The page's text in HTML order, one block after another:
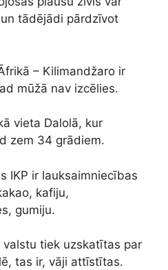
tādējādi pārdzīvot
– Kilimandžaro ir
mūžā nav izcēlies.
vieta Dalolā, kur
zem 34 grādiem.
IKP ir lauksaimniecības
kafiju,
gumiju.
tiek uzskatītas par
tas ir, vāji attīstītas.